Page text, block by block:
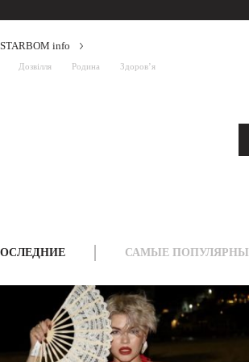
Дозвілля Родина Здоров’я
STARBOM info
САМЫЕ